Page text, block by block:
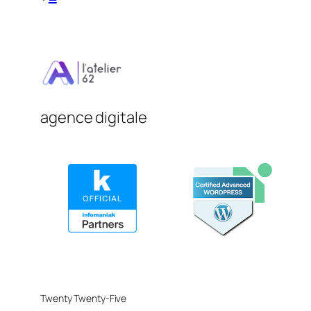
agence digitale
Twenty Twenty-Five